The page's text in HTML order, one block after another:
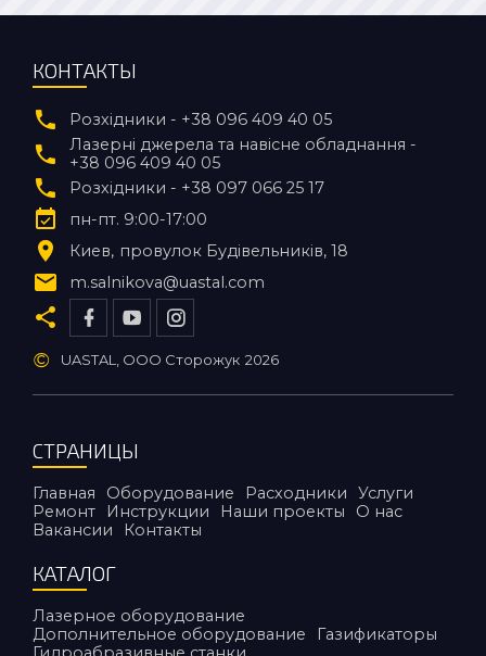
КОНТАКТЫ
Розхідники - +38 096 409 40 05
Лазерні джерела та навісне обладнання -
+38 096 409 40 05
Розхідники - +38 097 066 25 17
пн-пт. 9:00-17:00
Киев
провулок Будівельників, 18
m.salnikova@uastal.com
© UASTAL, ООО Сторожук 2026
СТРАНИЦЫ
Главная Оборудование Расходники
Услуги
Ремонт
Инструкции Наши проекты
О нас
Вакансии
Контакты
КАТАЛОГ
Лазерное оборудование
Дополнительное оборудование
Газификаторы